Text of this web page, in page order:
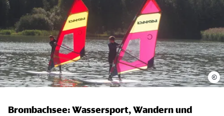
Brombachsee: Wassersport, Wandern und
©